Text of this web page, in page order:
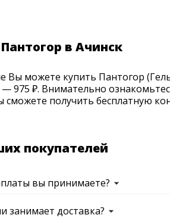
в Ачинск
Вы можете купить Пантогор
— 975 ₽. Внимательно
сможете получить бесплатную
покупателей
вы принимаете?
занимает доставка?